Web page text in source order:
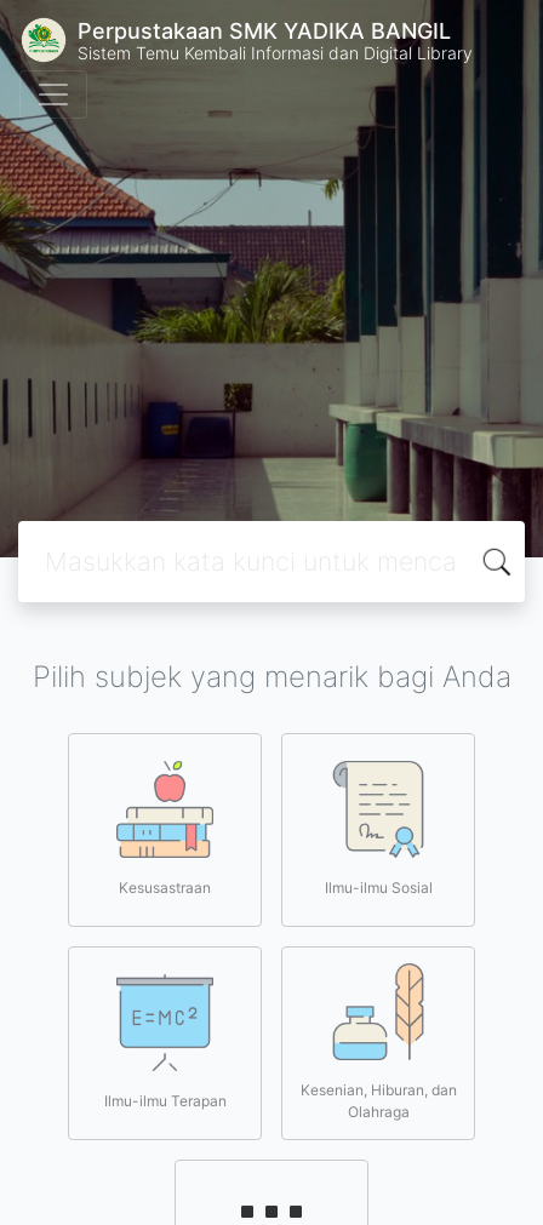
Perpustakaan SMK YADIKA BANGIL
Sistem Temu Kembali Informasi dan Digital Library
Pilih subjek yang menarik bagi Anda
Kesusastraan Ilmu-ilmu Sosial
Ilmu-ilmu Terapan
Kesenian, Hiburan, dan
Olahraga